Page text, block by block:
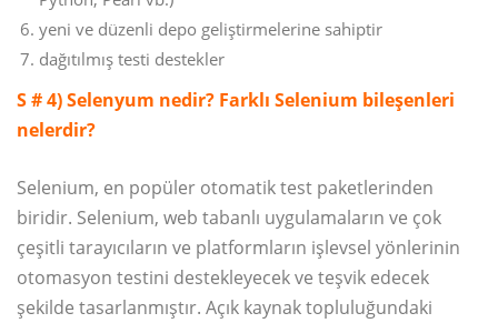
yeni ve düzenli depo geliştirmelerine sahiptir
dağıtılmış testi destekler
S # 4) Selenyum nedir? Farklı Selenium bileşenleri
nelerdir?
Selenium, en popüler otomatik test paketlerinden
biridir. Selenium, web tabanlı uygulamaların ve çok
çeşitli tarayıcıların ve platformların işlevsel yönlerinin
otomasyon testini destekleyecek ve teşvik edecek
şekilde tasarlanmıştır. Açık kaynak topluluğundaki